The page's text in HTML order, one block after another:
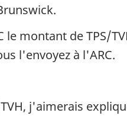
montant de TPS/
l'envoyez à l'ARC.
j'aimerais